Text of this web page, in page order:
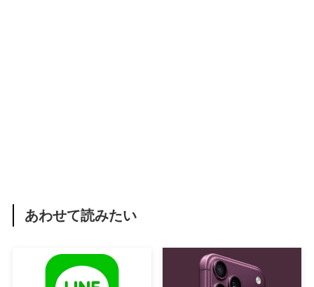
あわせて読みたい